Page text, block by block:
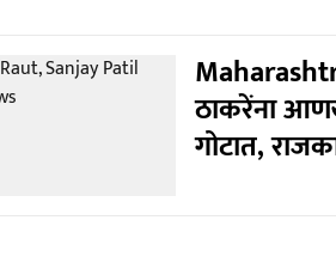
ठाकरेंना
गोटात,